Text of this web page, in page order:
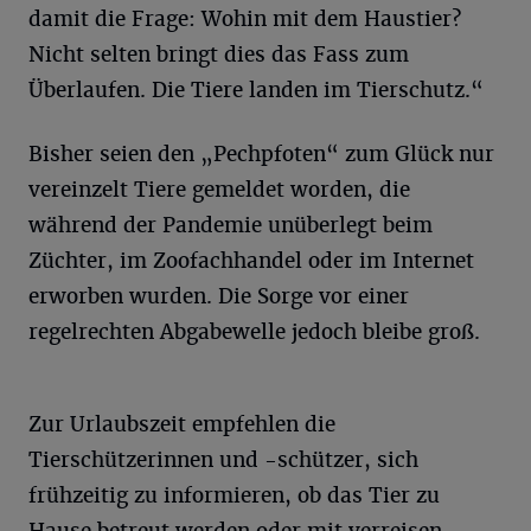
damit die Frage: Wohin mit dem Haustier?
Nicht selten bringt dies das Fass zum
Überlaufen. Die Tiere landen im Tierschutz.“
Bisher seien den „Pechpfoten“ zum Glück nur
vereinzelt Tiere gemeldet worden, die
während der Pandemie unüberlegt beim
Züchter, im Zoofachhandel oder im Internet
erworben wurden. Die Sorge vor einer
regelrechten Abgabewelle jedoch bleibe groß.
Zur Urlaubszeit empfehlen die
Tierschützerinnen und -schützer, sich
frühzeitig zu informieren, ob das Tier zu